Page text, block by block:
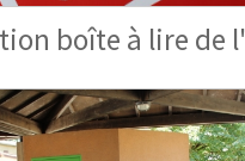
boîte à lire de